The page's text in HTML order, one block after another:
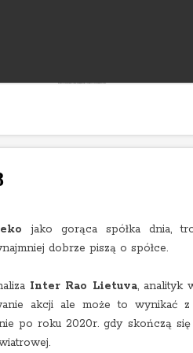
jako gorąca spółka dnia,
dobrze piszą o spółce.
Inter Rao Lietuva, analityk
akcji ale może to wynikać z
po roku 2020r. gdy skończą się